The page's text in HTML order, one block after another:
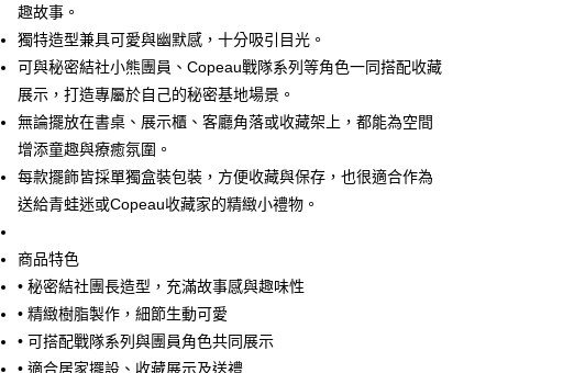
ATM付款
全家取貨付款
每筆NT$65，滿NT$999(含以上)免運費
付款後全家取貨
7-11取貨付款
每筆NT$65，滿NT$999(含以上)免運費
付款後7-11取貨
每筆NT$65，滿NT$999(含以上)免運費
趣故事。
獨特造型兼具可愛與幽默感，十分吸引目光。
可與秘密結社小熊團員、Copeau戰隊系列等角色一同搭配收藏
展示，打造專屬於自己的秘密基地場景。
無論擺放在書桌、展示櫃、客廳角落或收藏架上，都能為空間
增添童趣與療癒氛圍。
每款擺飾皆採單獨盒裝包裝，方便收藏與保存，也很適合作為
送給青蛙迷或Copeau收藏家的精緻小禮物。
商品特色
• 秘密結社團長造型，充滿故事感與趣味性
• 精緻樹脂製作，細節生動可愛
• 可搭配戰隊系列與團員角色共同展示
• 適合居家擺設、收藏展示及送禮